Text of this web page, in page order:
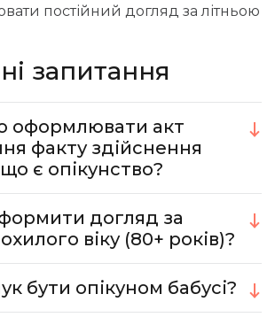
постійний догляд за літньою
запитання
оформлювати акт
факту здійснення
є опікунство?
догляд за
віку (80+ років)?
бути опікуном бабусі?